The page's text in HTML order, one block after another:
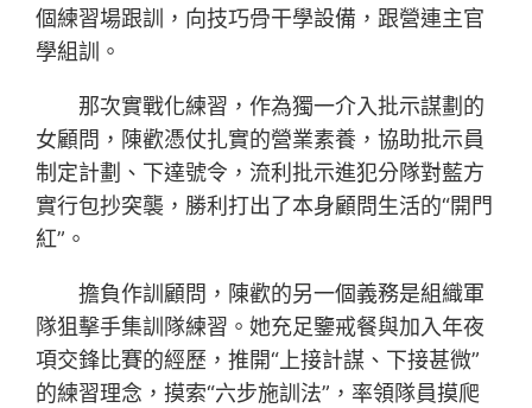
個練習場跟訓，向技巧骨干學設備，跟營連主官
學組訓。
那次實戰化練習，作為獨一介入批示謀劃的
女顧問，陳歡憑仗扎實的營業素養，協助批示員
制定計劃、下達號令，流利批示進犯分隊對藍方
實行包抄突襲，勝利打出了本身顧問生活的“開門
紅”。
擔負作訓顧問，陳歡的另一個義務是組織軍
隊狙擊手集訓隊練習。她充足鑒戒餐與加入年夜
項交鋒比賽的經歷，推開“上接計謀、下接甚微”
的練習理念，摸索“六步施訓法”，率領隊員摸爬